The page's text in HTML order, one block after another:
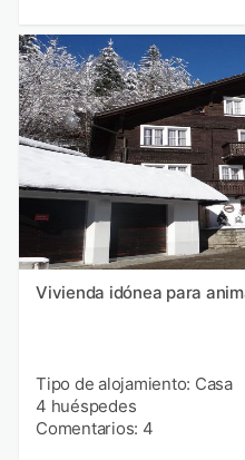
Vivienda idónea para
Tipo de alojamiento: Casa
4 huéspedes
Comentarios: 4